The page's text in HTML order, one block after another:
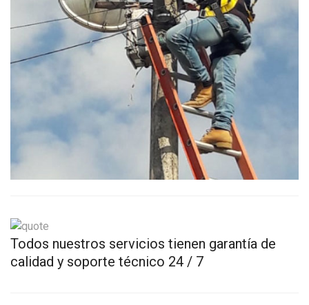
Todos nuestros servicios tienen garantía de
calidad y soporte técnico 24 / 7